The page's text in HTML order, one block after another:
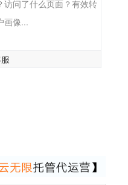
访问了什么页面？有效转
画像...